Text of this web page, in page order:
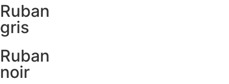
Ruban
gris
Ruban
noir